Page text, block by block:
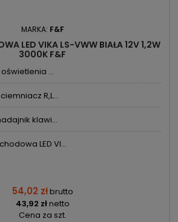
MARKA: F&F
LED VIKA LS-VWW BIAŁA 12V 1,2W
3000K F&F
...
R,L...
klawi...
LED VI...
54,02 złbrutto
43,92 złnetto
Cena za szt.